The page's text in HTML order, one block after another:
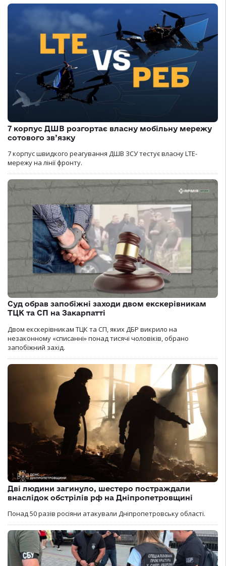
7 корпус ДШВ розгортає власну мобільну мережу
сотового зв’язку
7 корпус швидкого реагування ДШВ ЗСУ тестує власну LTE-
мережу на лінії фронту.
Суд обрав запобіжні заходи двом екскерівникам
ТЦК та СП на Закарпатті
Двом екскерівникам ТЦК та СП, яких ДБР викрило на
незаконному «списанні» понад тисячі чоловіків, обрано
запобіжний захід.
Дві людини загинуло, шестеро постраждали
внаслідок обстрілів рф на Дніпропетровщині
Понад 50 разів росіяни атакували Дніпропетровську області.